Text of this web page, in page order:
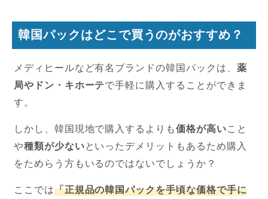
韓国パックはどこで買うのがおすすめ？
メディヒールなど有名ブランドの韓国パックは、 薬
局やドン・キホーテで手軽に購入することができま
す。
しかし、韓国現地で購入するよりも価格が高いこと
や種類が少ないといったデメリットもあるため購入
をためらう方もいるのではないでしょうか？
ここでは「正規品の韓国パックを手頃な価格で手に